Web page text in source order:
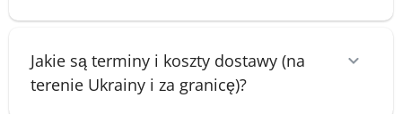
Jakie są terminy i koszty dostawy (na
terenie Ukrainy i za granicę)?